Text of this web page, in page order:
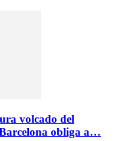
volcado del
obliga a…